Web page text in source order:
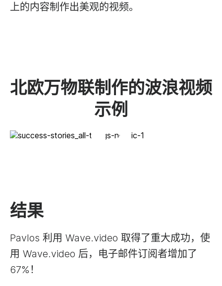
上的内容制作出美观的视频。
北欧万物联制作的波浪视频
示例
结果
Pavlos 利用 Wave.video 取得了重大成功，使
用 Wave.video 后，电子邮件订阅者增加了
67%！